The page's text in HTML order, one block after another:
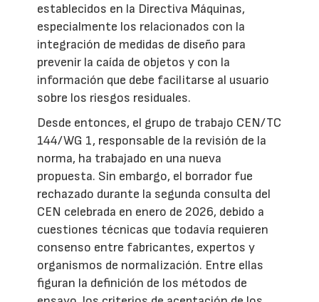
establecidos en la Directiva Máquinas,
especialmente los relacionados con la
integración de medidas de diseño para
prevenir la caída de objetos y con la
información que debe facilitarse al usuario
sobre los riesgos residuales.
Desde entonces, el grupo de trabajo CEN/TC
144/WG 1, responsable de la revisión de la
norma, ha trabajado en una nueva
propuesta. Sin embargo, el borrador fue
rechazado durante la segunda consulta del
CEN celebrada en enero de 2026, debido a
cuestiones técnicas que todavía requieren
consenso entre fabricantes, expertos y
organismos de normalización. Entre ellas
figuran la definición de los métodos de